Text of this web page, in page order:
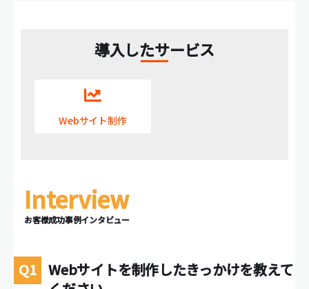
導入したサービス
Webサイト制作
お客様成功事例インタビュー
Webサイトを制作したきっかけを教えて